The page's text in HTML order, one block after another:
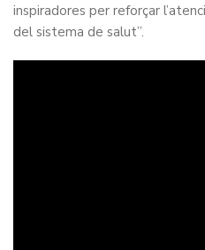
inspiradores per reforçar
del sistema de salut”.